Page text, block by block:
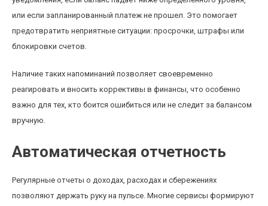
или если запланированный платеж не прошел. Это помогает
предотвратить неприятные ситуации: просрочки, штрафы или
блокировки счетов.
Наличие таких напоминаний позволяет своевременно
реагировать и вносить коррективы в финансы, что особенно
важно для тех, кто боится ошибиться или не следит за балансом
вручную.
Автоматическая отчетность
Регулярные отчеты о доходах, расходах и сбережениях
позволяют держать руку на пульсе. Многие сервисы формируют